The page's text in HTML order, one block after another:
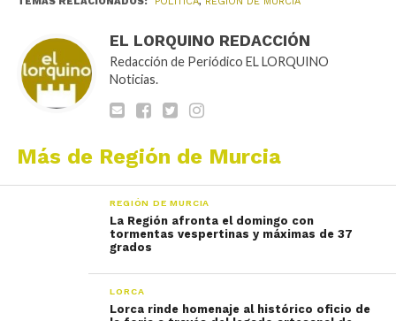
EL LORQUINO REDACCIÓN
Redacción de Periódico EL LORQUINO
Noticias.
Más de Región de Murcia
REGIÓN DE MURCIA
La Región afronta el domingo con
tormentas vespertinas y máximas de 37
grados
LORCA
Lorca rinde homenaje al histórico oficio de